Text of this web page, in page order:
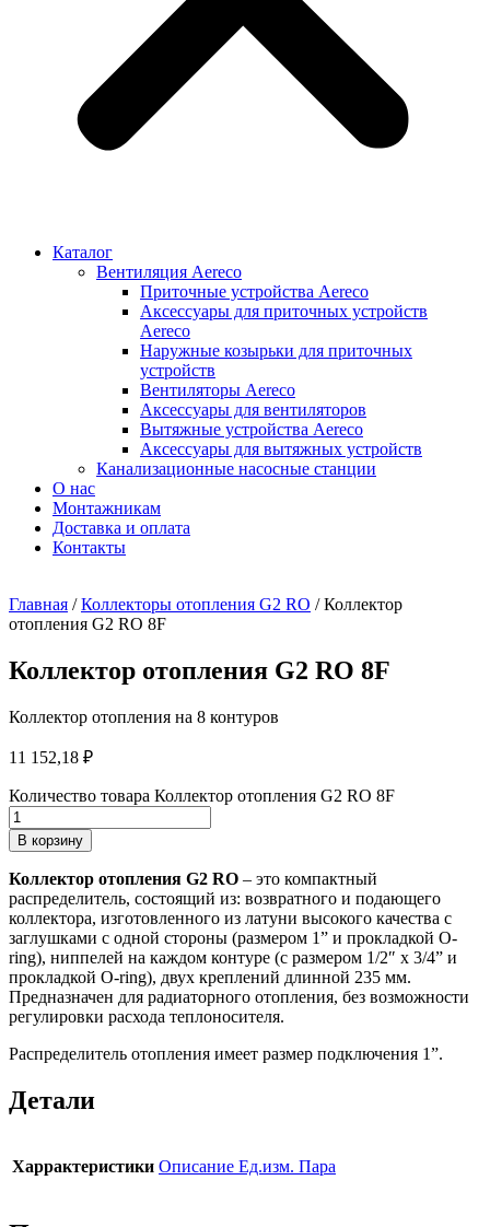
Каталог
Вентиляция Aereco
Приточные устройства Aereco
Аксессуары для приточных устройств
Aereco
Наружные козырьки для приточных
устройств
Вентиляторы Aereco
Аксессуары для вентиляторов
Вытяжные устройства Aereco
Аксессуары для вытяжных устройств
Канализационные насосные станции
О нас
Монтажникам
Доставка и оплата
Контакты
Главная /Коллекторы отопления G2 RO / Коллектор
отопления G2 RO 8F
Коллектор отопления G2 RO 8F
Коллектор отопления на 8 контуров
11 152,18 ₽
Количество товара Коллектор отопления G2 RO 8F
В корзину
Коллектор отопления G2 RO – это компактный
распределитель, состоящий из: возвратного и подающего
коллектора, изготовленного из латуни высокого качества с
заглушками с одной стороны (размером 1” и прокладкой O-
ring), ниппелей на каждом контуре (с размером 1/2″ х 3/4” и
прокладкой O-ring), двух креплений длинной 235 мм.
Предназначен для радиаторного отопления, без возможности
регулировки расхода теплоносителя.
Распределитель отопления имеет размер подключения 1”.
Детали
Харрактеристики Описание Ед.изм. Пара